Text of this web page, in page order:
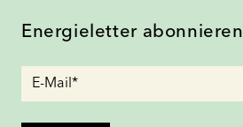
Energieletter abonnieren